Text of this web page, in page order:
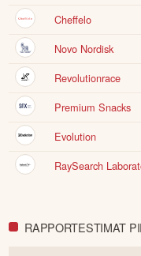
Cheffelo
Novo Nordisk
Revolutionrace
Premium Snacks
Evolution
RaySearch
RAPPORTESTIMAT